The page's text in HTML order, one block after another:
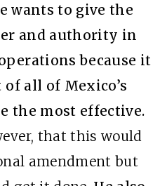
wants to give the
and authority in
because it
all of Mexico’s
the most effective.
that this would
amendment but